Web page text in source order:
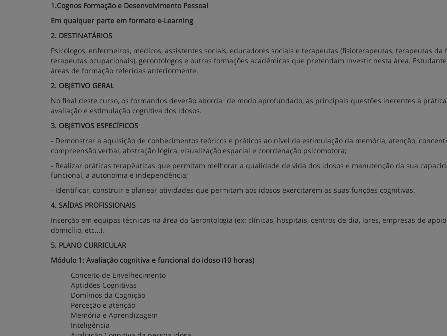
1.Cognos Formação e Desenvolvimento Pessoal
Em qualquer parte em formato e-Learning
2. DESTINATÁRIOS
Psicólogos, enfermeiros, médicos, assistentes sociais, educadores sociais e terapeutas (fisioterapeutas, terapeutas da
terapeutas ocupacionais), gerontólogos e outras formações académicas que pretendam investir nesta área.
áreas de formação referidas anteriormente.
2. OBJETIVO GERAL
No final deste curso, os formandos deverão abordar de modo aprofundado, as principais questões inerentes à
avaliação e estimulação cognitiva dos idosos.
3. OBJETIVOS ESPECÍFICOS
- Demonstrar a aquisição de conhecimentos teóricos e práticos ao nível da estimulação da memória, atenção,
compreensão verbal, abstração lógica, visualização espacial e coordenação psicomotora;
- Realizar práticas terapêuticas que permitam melhorar a qualidade de vida dos idosos e manutenção da sua
funcional, a autonomia e independência;
- Identificar, construir e planear atividades que permitam aos idosos exercitarem as suas funções cognitivas.
4. SAÍDAS PROFISSIONAIS
Inserção em equipas técnicas na área da Gerontologia (ex: clínicas, hospitais, centros de dia, lares, empresas de
domicílio, etc…).
5. PLANO CURRICULAR
Módulo 1: Avaliação cognitiva e funcional do idoso (10 horas)
Conceito de Envelhecimento
Aptidões Cognitivas
Domínios da Cognição
Perceção e atenção
Memória e Aprendizagem
Inteligência